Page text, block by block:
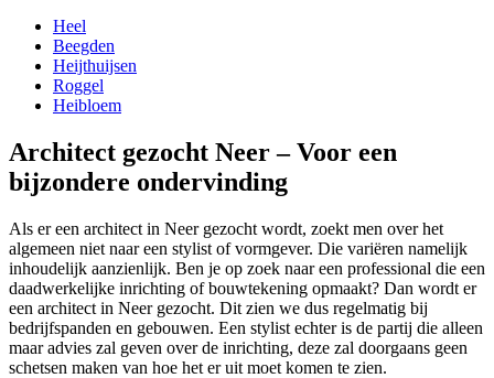
Heel
Beegden
Heijthuijsen
Roggel
Heibloem
Architect gezocht Neer – Voor een
bijzondere ondervinding
Als er een architect in Neer gezocht wordt, zoekt men over het
algemeen niet naar een stylist of vormgever. Die variëren namelijk
inhoudelijk aanzienlijk. Ben je op zoek naar een professional die een
daadwerkelijke inrichting of bouwtekening opmaakt? Dan wordt er
een architect in Neer gezocht. Dit zien we dus regelmatig bij
bedrijfspanden en gebouwen. Een stylist echter is de partij die alleen
maar advies zal geven over de inrichting, deze zal doorgaans geen
schetsen maken van hoe het er uit moet komen te zien.